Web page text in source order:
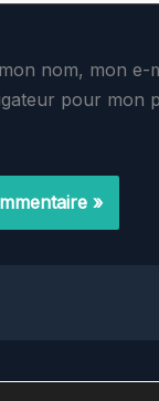
nom, mon e-
pour mon
Home